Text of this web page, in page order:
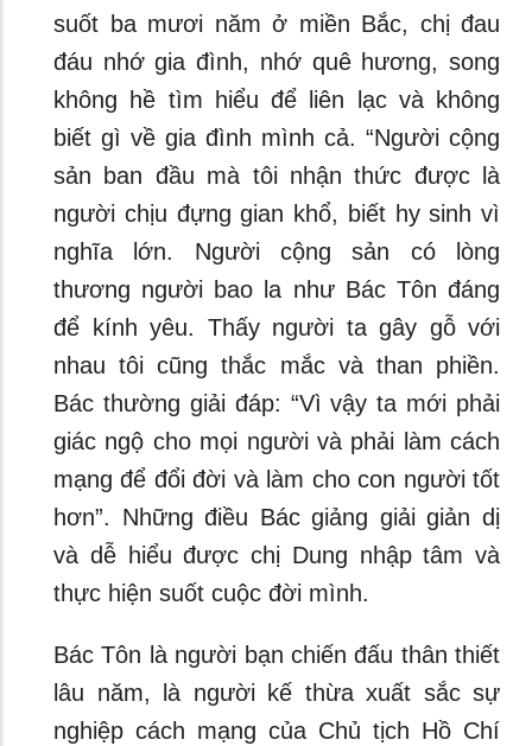
suốt ba mươi năm ở miền Bắc, chị đau
đáu nhớ gia đình, nhớ quê hương, song
không hề tìm hiểu để liên lạc và không
biết gì về gia đình mình cả. “Người cộng
sản ban đầu mà tôi nhận thức được là
người chịu đựng gian khổ, biết hy sinh vì
nghĩa lớn. Người cộng sản có lòng
thương người bao la như Bác Tôn đáng
để kính yêu. Thấy người ta gây gỗ với
nhau tôi cũng thắc mắc và than phiền.
Bác thường giải đáp: “Vì vậy ta mới phải
giác ngộ cho mọi người và phải làm cách
mạng để đổi đời và làm cho con người tốt
hơn”. Những điều Bác giảng giải giản dị
và dễ hiểu được chị Dung nhập tâm và
thực hiện suốt cuộc đời mình.
Bác Tôn là người bạn chiến đấu thân thiết
lâu năm, là người kế thừa xuất sắc sự
nghiệp cách mạng của Chủ tịch Hồ Chí